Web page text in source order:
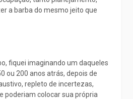
a barba do mesmo jeito que
fiquei imaginando um daqueles
ou 200 anos atrás, depois de
repleto de incertezas,
poderiam colocar sua própria